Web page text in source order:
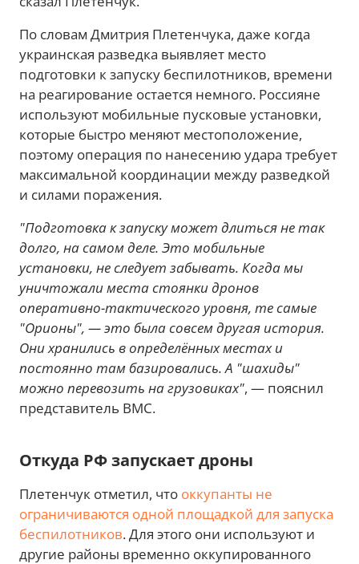
По словам Дмитрия Плетенчука, даже когда
украинская разведка выявляет место
подготовки к запуску беспилотников, времени
на реагирование остается немного. Россияне
используют мобильные пусковые установки,
которые быстро меняют местоположение,
поэтому операция по нанесению удара требует
максимальной координации между разведкой
и силами поражения.
"Подготовка к запуску может длиться не так
долго, на самом деле. Это мобильные
установки, не следует забывать. Когда мы
уничтожали места стоянки дронов
оперативно-тактического уровня, те самые
"Орионы", — это была совсем другая история.
Они хранились в определённых местах и
постоянно там базировались. А "шахиды"
можно перевозить на грузовиках", — пояснил
представитель ВМС.
Откуда РФ запускает дроны
Плетенчук отметил, что оккупанты не
ограничиваются одной площадкой для запуска
беспилотников. Для этого они используют и
другие районы временно оккупированного